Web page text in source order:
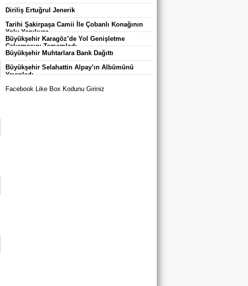
3 Bin 670 Çocuk Karatay Yaz Spor
Okulları’nda Buluştu
Diriliş Ertuğrul Jenerik
Tarihi Şakirpaşa Camii İle Çobanlı Konağının
Yolu Yapılıyor
Büyükşehir Karagöz’de Yol Genişletme
Çalışmasını Tamamladı
Büyükşehir Muhtarlara Bank Dağıttı
Büyükşehir Selahattin Alpay’ın Albümünü
Yayınladı
Facebook Like Box Kodunu Giriniz